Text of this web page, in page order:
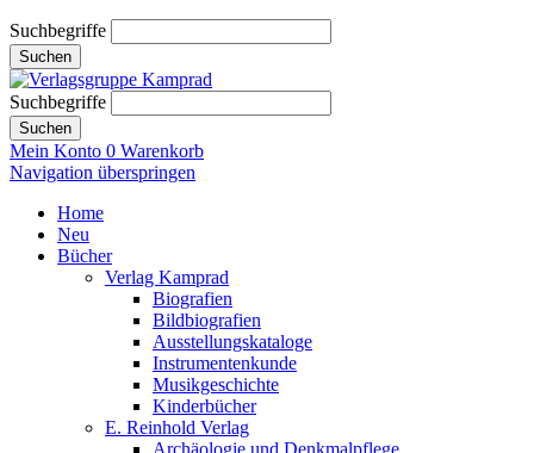
Suchbegriffe
Suchen
Suchbegriffe
Suchen
Mein Konto 0 Warenkorb
Navigation überspringen
Home
Neu
Bücher
Verlag Kamprad
Biografien
Bildbiografien
Ausstellungskataloge
Instrumentenkunde
Musikgeschichte
Kinderbücher
E. Reinhold Verlag
Archäologie und Denkmalpflege